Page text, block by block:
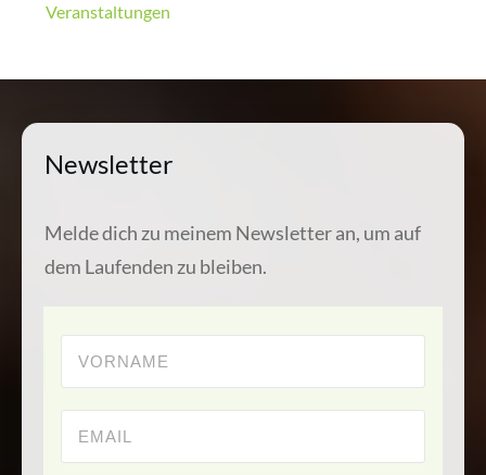
Veranstaltungen
Newsletter
Melde dich zu meinem Newsletter an, um auf
dem Laufenden zu bleiben.